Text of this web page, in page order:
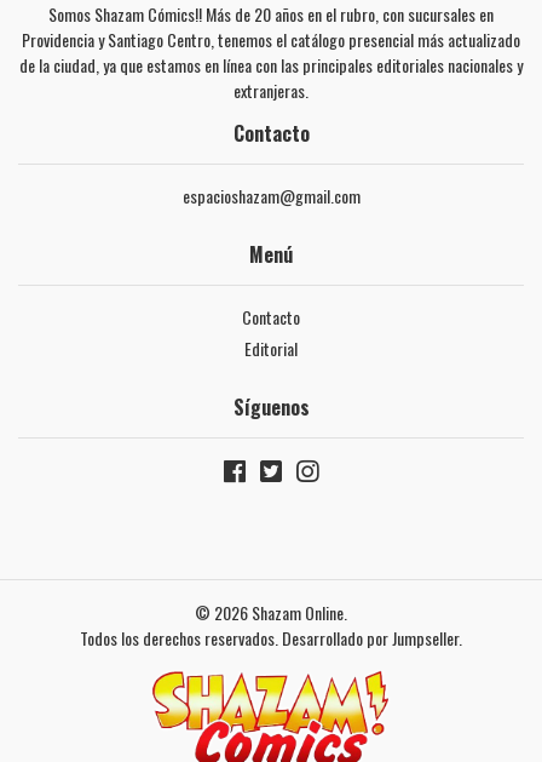
Somos Shazam Cómics!! Más de 20 años en el rubro, con sucursales en
Providencia y Santiago Centro, tenemos el catálogo presencial más actualizado
de la ciudad, ya que estamos en línea con las principales editoriales nacionales y
extranjeras.
Contacto
espacioshazam@gmail.com
Menú
Contacto
Editorial
Síguenos
© 2026 Shazam Online.
Todos los derechos reservados.Desarrollado por Jumpseller.